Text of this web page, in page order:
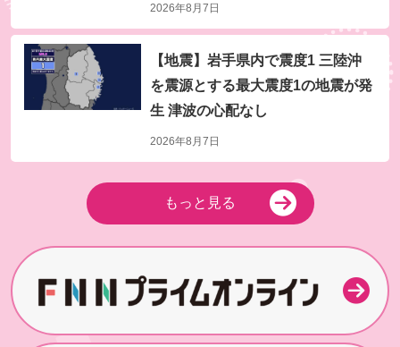
8月8日(土) よる7時～放送
芸能人が本気で考えた！ドッキリGP ドッキリも地
球を救う4時間テレビSP
8月9日(日) よる7時～放送
2026年8月7日
【地震】岩手県内で震度1 三陸沖
を震源とする最大震度1の地震が発
生 津波の心配なし
2026年8月7日
もっと見る